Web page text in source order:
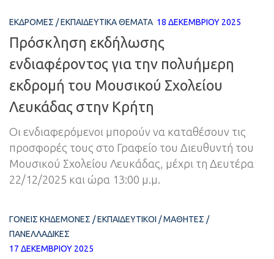
ΕΚΔΡΟΜΈΣ /ΕΚΠΑΙΔΕΥΤΙΚΆ ΘΈΜΑΤΑ 18 ΔΕΚΕΜΒΡΊΟΥ 2025
Πρόσκληση εκδήλωσης
ενδιαφέροντος για την πολυήμερη
εκδρομή του Μουσικού Σχολείου
Λευκάδας στην Κρήτη
Οι ενδιαφερόμενοι μπορούν να καταθέσουν τις
προσφορές τους στο Γραφείο του Διευθυντή του
Μουσικού Σχολείου Λευκάδας, μέχρι τη Δευτέρα
22/12/2025 και ώρα 13:00 μ.μ.
ΓΟΝΕΊΣ ΚΗΔΕΜΌΝΕΣ /ΕΚΠΑΙΔΕΥΤΙΚΟΊ /ΜΑΘΗΤΈΣ /
ΠΑΝΕΛΛΑΔΙΚΈΣ
17 ΔΕΚΕΜΒΡΊΟΥ 2025